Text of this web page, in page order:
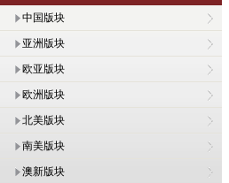
中国版块
亚洲版块
欧亚版块
欧洲版块
北美版块
南美版块
澳新版块